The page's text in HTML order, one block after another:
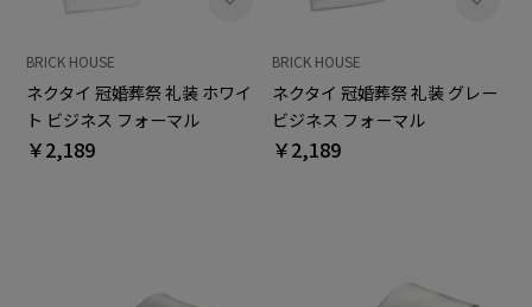
BRICK HOUSE
ネクタイ 冠婚葬祭 礼装 ホワイ
ト ビジネス フォーマル
￥2,189
BRICK HOUSE
ネクタイ 冠婚葬祭 礼装 グレー
ビジネス フォーマル
￥2,189